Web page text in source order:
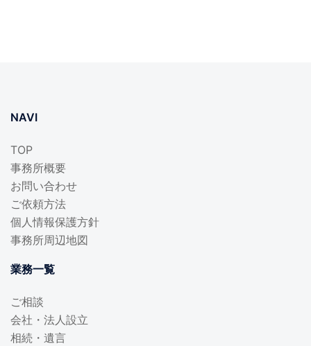
NAVI
TOP
事務所概要
お問い合わせ
ご依頼方法
個人情報保護方針
事務所周辺地図
業務一覧
ご相談
会社・法人設立
相続・遺言